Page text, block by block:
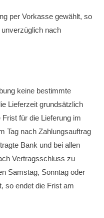
per Vorkasse gewählt, so
nach
keine bestimmte
Lieferzeit grundsätzlich
für die Lieferung im
Tag nach Zahlungsauftrag
Bank und bei allen
Vertragsschluss zu
Samstag, Sonntag oder
so endet die Frist am